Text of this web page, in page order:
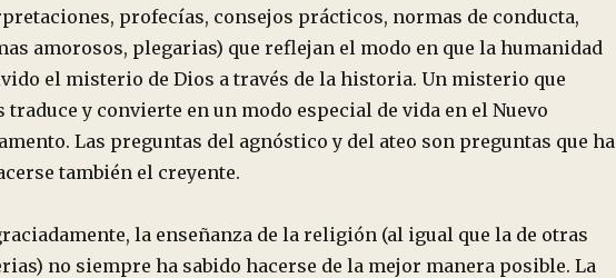
profecías, consejos prácticos, normas de conducta,
amorosos, plegarias) que reflejan el modo en que la humanidad
el misterio de Dios a través de la historia. Un misterio que
traduce y convierte en un modo especial de vida en el Nuevo
Las preguntas del agnóstico y del ateo son preguntas que ha
también el creyente.
la enseñanza de la religión (al igual que la de otras
no siempre ha sabido hacerse de la mejor manera posible. La